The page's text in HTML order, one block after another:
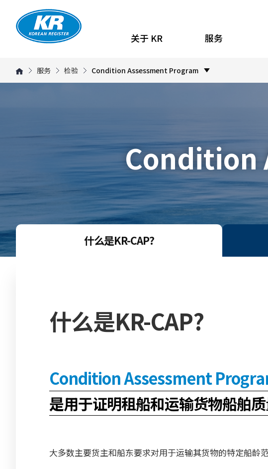
关于 KR 服务
服务 检验 Condition Assessment Program
Condition
什么是KR-CAP?
什么是KR-CAP?
Condition Assessment
是用于证明租船和运输货物船舶
大多数主要货主和船东要求对用于运输其货物的特定船